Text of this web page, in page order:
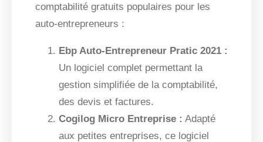
comptabilité gratuits populaires pour les
auto-entrepreneurs :
Ebp Auto-Entrepreneur Pratic 2021 :
Un logiciel complet permettant la
gestion simplifiée de la comptabilité,
des devis et factures.
Cogilog Micro Entreprise : Adapté
aux petites entreprises, ce logiciel